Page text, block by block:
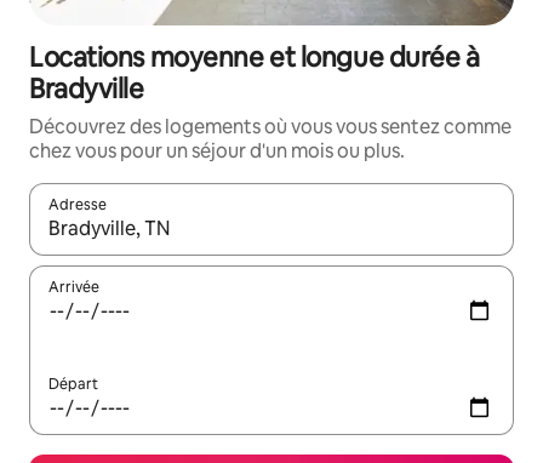
Locations moyenne et longue durée à
Bradyville
Découvrez des logements où vous vous sentez comme
chez vous pour un séjour d'un mois ou plus.
Adresse
Lorsque les résultats s'affichent, utilisez les flèches vers le
Arrivée
Départ